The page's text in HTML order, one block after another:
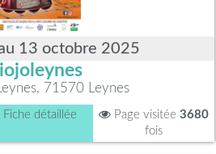
13 octobre 2025
71570 Leynes
Fiche détaillée Page visitée 3680
fois